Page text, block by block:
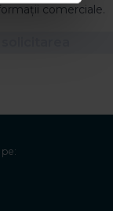
comerciale.